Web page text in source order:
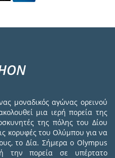
μοναδικός αγώνας ορεινού
μια ιερή πορεία της
της πόλης του Δίου
κορυφές του Ολύμπου για να
το Δία. Σήμερα ο Olympus
την πορεία σε υπέρτατο